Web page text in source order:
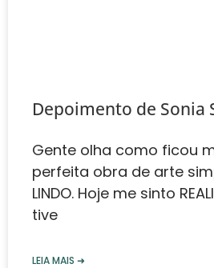
Depoimento de ‎‎Sonia
Gente olha como ficou
perfeita obra de arte
LINDO. Hoje me sinto
tive
LEIA MAIS ➜